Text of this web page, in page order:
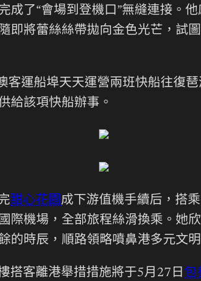
了“會場到登機口”無縫連接。他
即將蕾絲絲帶拋向金色光芒，試
運船埠天天運營兩班快船往復
給該項快船辦事。
甜心花園成下游值機手續后，搭
際機場，全部旅程絲滑換乘。她
的時辰，順路領略噴鼻港多元文
搭客離港舉措措施將于5月27日包